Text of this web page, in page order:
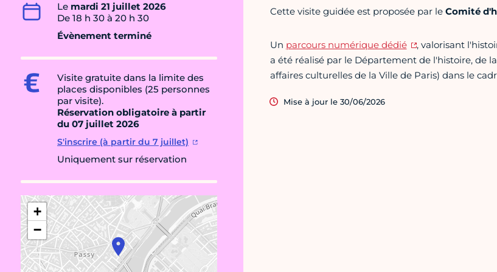
Le mardi 21 juillet 2026
De 18 h 30 à 20 h 30
Évènement terminé
Visite gratuite dans la limite des
places disponibles (25 personnes
par visite).
Réservation obligatoire à partir
du 07 juillet 2026
S'inscrire (à partir du 7 juillet)
Uniquement sur réservation
+
−
Cette visite guidée est proposée par le Comité
Un parcours numérique dédié , valorisant
a été réalisé par le Département de l'histoire, de
affaires culturelles de la Ville de Paris) dans le
Mise à jour le 30/06/2026